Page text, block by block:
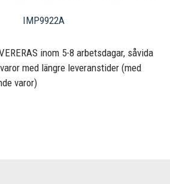
IMP9922A
inom 5-8 arbetsdagar, såvida
med längre leveranstider (med
varor)